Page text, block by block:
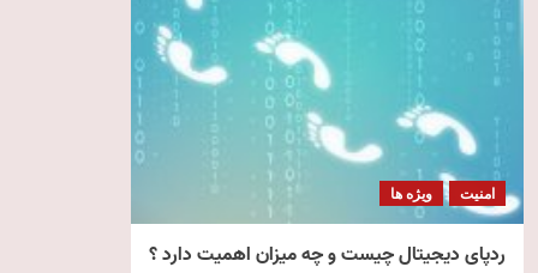
امنیت ویژه ها
ردپای دیجیتال چیست و چه میزان اهمیت دارد ؟